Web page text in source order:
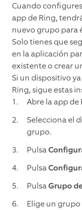
Cuando
app de Ring,
nuevo grupo para
Solo tienes que
en la aplicación
existente o crear
Si un dispositivo
Ring, sigue estas
Abre la app de
Selecciona el
grupo.
Pulsa
Pulsa
PulsaGrupo
Elige un